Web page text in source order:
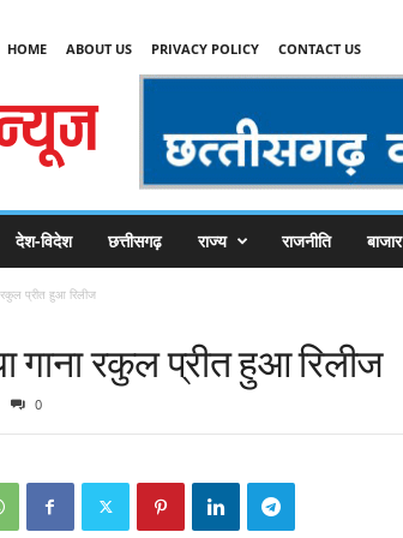
HOME ABOUT US PRIVACY POLICY CONTACT US
देश-विदेश छत्तीसगढ़ राज्य राजनीति बाजार
रकुल प्रीत हुआ रिलीज
गाना रकुल प्रीत हुआ रिलीज
0